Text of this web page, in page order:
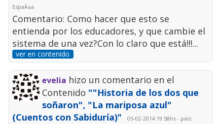
EspaÃ±a
Comentario: Como hacer que esto se
entienda por los educadores, y que cambie el
sistema de una vez?Con lo claro que está!!!...
ver en contenido
evelia hizo un comentario en el
Contenido ""Historia de los dos que
soñaron", "La mariposa azul"
(Cuentos con Sabiduría)"
05-02-2014 19:58hs - país: